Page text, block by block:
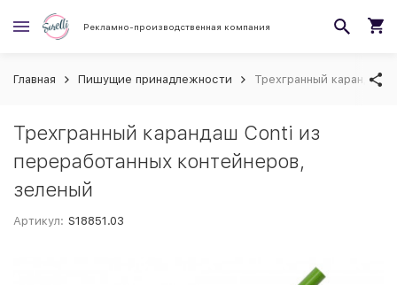
Рекламно-производственная компания
Главная Пишущие принадлежности Трехгранный карандаш
Трехгранный карандаш Conti из
переработанных контейнеров,
зеленый
Артикул: S18851.03